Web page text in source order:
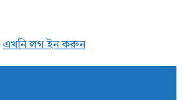
এখনি লগ ইন করুন